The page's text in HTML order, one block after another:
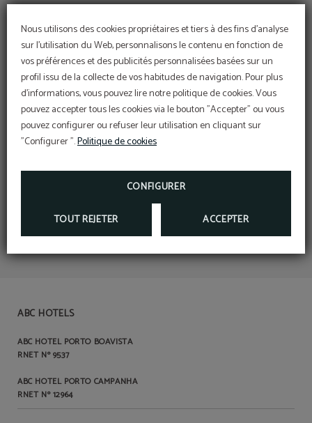
Nous utilisons des cookies propriétaires et tiers à des fins d'analyse
sur l'utilisation du Web, personnalisons le contenu en fonction de
vos préférences et des publicités personnalisées basées sur un
profil issu de la collecte de vos habitudes de navigation. Pour plus
d'informations, vous pouvez lire notre politique de cookies. Vous
pouvez accepter tous les cookies via le bouton "Accepter" ou vous
pouvez configurer ou refuser leur utilisation en cliquant sur
"Configurer ".Politique de cookies
CONFIGURER
TOUT REJETER ACCEPTER
ABC HOTELS
ABC HOTEL PORTO BOAVISTA
RNET Nº 9537
ABC HOTEL PORTO CAMPANHA
RNET Nº 12964